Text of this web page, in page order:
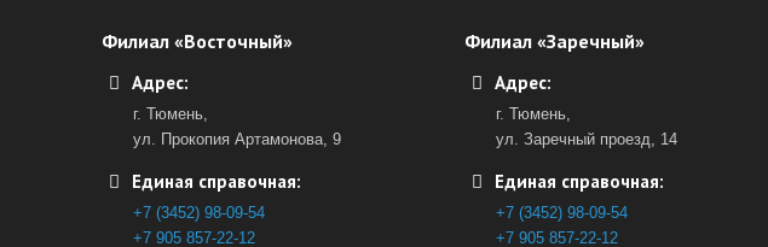
Филиал «Восточный»
Адрес:
г. Тюмень,
ул. Прокопия Артамонова, 9
Единая справочная:
+7 (3452) 98-09-54
+7 905 857-22-12
Филиал «Заречный»
Адрес:
г. Тюмень,
ул. Заречный проезд, 14
Единая справочная:
+7 (3452) 98-09-54
+7 905 857-22-12